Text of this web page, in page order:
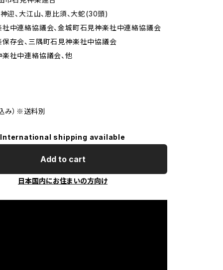
迎、大江山、恵比須、大蛇(30頭)
中連絡協議会、金城町石見神楽社中連絡協議会
存会、三隅町石見神楽社中協議会
社中連絡協議会、他
み）※送料別
International shipping available
Add to cart
日本国内にお住まいの方向け